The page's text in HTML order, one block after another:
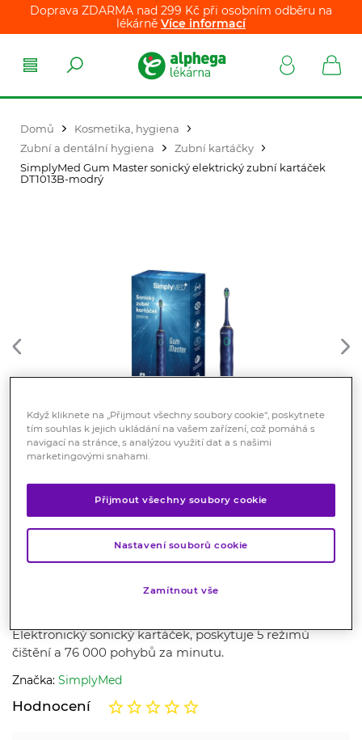
Doprava ZDARMA nad 299 Kč při osobním odběru na
lékárně Více informací
Domů
Kosmetika, hygiena
Zubní a dentální hygiena
Zubní kartáčky
SimplyMed Gum Master sonický elektrický zubní kartáček
DT1013B-modrý
Doprava zdarma
SimplyMed Gum Master sonický
elektrický zubní kartáček
DT1013B-modrý
Elektronický sonický kartáček, poskytuje 5 režimů
čištění a 76 000 pohybů za minutu.
Značka: SimplyMed
Hodnocení
Když kliknete na „Přijmout všechny soubory cookie“, poskytnete
tím souhlas k jejich ukládání na vašem zařízení, což pomáhá s
navigací na stránce, s analýzou využití dat a s našimi
marketingovými snahami.
Přijmout všechny soubory cookie
Nastavení souborů cookie
Zamítnout vše